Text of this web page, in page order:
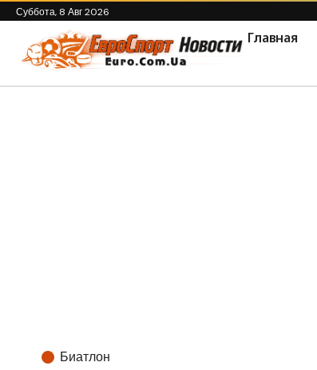
Суббота, 8 Авг 2026
Главная
Биатлон